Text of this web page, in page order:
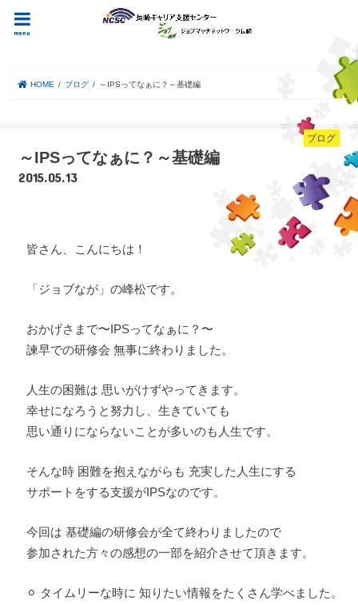
menu
HOME ブログ ～IPSってなぁに？～基礎編
ブログ
～IPSってなぁに？～基礎編
2015.05.13
皆さん、こんにちは！
「ジョブなが」の峰松です。
おかげさまで〜IPSってなぁに？〜
諫早での研修会 無事に終わりました。
人生の困難は 思いがけずやってきます。
幸せになろうと努力し、生きていても
思い通りにならないことが多いのも人生です。
そんな時 困難を抱えながらも 充実した人生にする
サポートをする支援がIPSなのです。
今回は 基礎編の研修会が全て終わりましたので
参加された方々の感想の一部を紹介させて頂きます。
⚪︎ タイムリーな時に 知りたい情報をたくさん学べました。